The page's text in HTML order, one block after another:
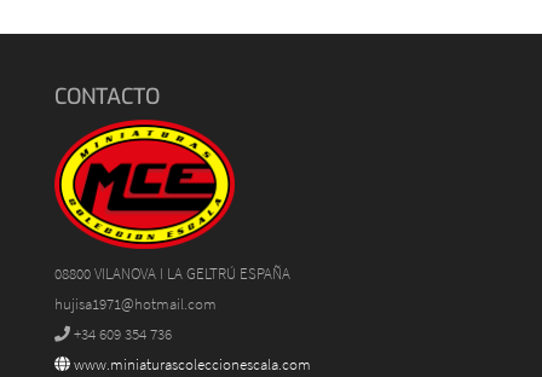
26,99€. 22,99€.
CONTACTO
08800 VILANOVA I LA GELTRÚ ESPAÑA
hujisa1971@hotmail.com
+34 609 354 736
www.miniaturascoleccionescala.com